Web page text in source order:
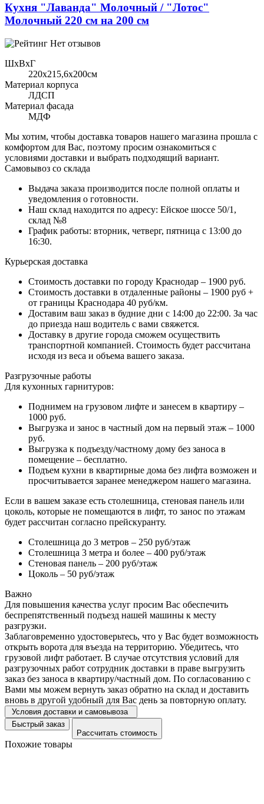
Кухня "Лаванда" Молочный / "Лотос"
Молочный 220 см на 200 см
Нет отзывов
ШхВхГ
220x215,6х200см
Материал корпуса
ЛДСП
Материал фасада
МДФ
Мы хотим, чтобы доставка товаров нашего магазина прошла с
комфортом для Вас, поэтому просим ознакомиться с
условиями доставки и выбрать подходящий вариант.
Самовывоз со склада
Выдача заказа производится после полной оплаты и
уведомления о готовности.
Наш склад находится по адресу: Ейское шоссе 50/1,
склад №8
График работы: вторник, четверг, пятница с 13:00 до
16:30.
Курьерская доставка
Стоимость доставки по городу Краснодар – 1900 руб.
Стоимость доставки в отдаленные районы – 1900 руб +
от границы Краснодара 40 руб/км.
Доставим ваш заказ в будние дни с 14:00 до 22:00. За час
до приезда наш водитель с вами свяжется.
Доставку в другие города сможем осуществить
транспортной компанией. Стоимость будет рассчитана
исходя из веса и объема вашего заказа.
Разгрузочные работы
Для кухонных гарнитуров:
Поднимем на грузовом лифте и занесем в квартиру –
1000 руб.
Выгрузка и занос в частный дом на первый этаж – 1000
руб.
Выгрузка к подъезду/частному дому без заноса в
помещение – бесплатно.
Подъем кухни в квартирные дома без лифта возможен и
просчитывается заранее менеджером нашего магазина.
Если в вашем заказе есть столешница, стеновая панель или
цоколь, которые не помещаются в лифт, то занос по этажам
будет рассчитан согласно прейскуранту.
Столешница до 3 метров – 250 руб/этаж
Столешница 3 метра и более – 400 руб/этаж
Стеновая панель – 200 руб/этаж
Цоколь – 50 руб/этаж
Важно
Для повышения качества услуг просим Вас обеспечить
беспрепятственный подъезд нашей машины к месту
разгрузки.
Заблаговременно удостоверьтесь, что у Вас будет возможность
открыть ворота для въезда на территорию. Убедитесь, что
грузовой лифт работает. В случае отсутствия условий для
разгрузочных работ сотрудник доставки в праве выгрузить
заказ без заноса в квартиру/частный дом. По согласованию с
Вами мы можем вернуть заказ обратно на склад и доставить
вновь в другой удобный для Вас день за повторную оплату.
Условия доставки и самовывоза
Быстрый заказ
Рассчитать стоимость
Похожие товары